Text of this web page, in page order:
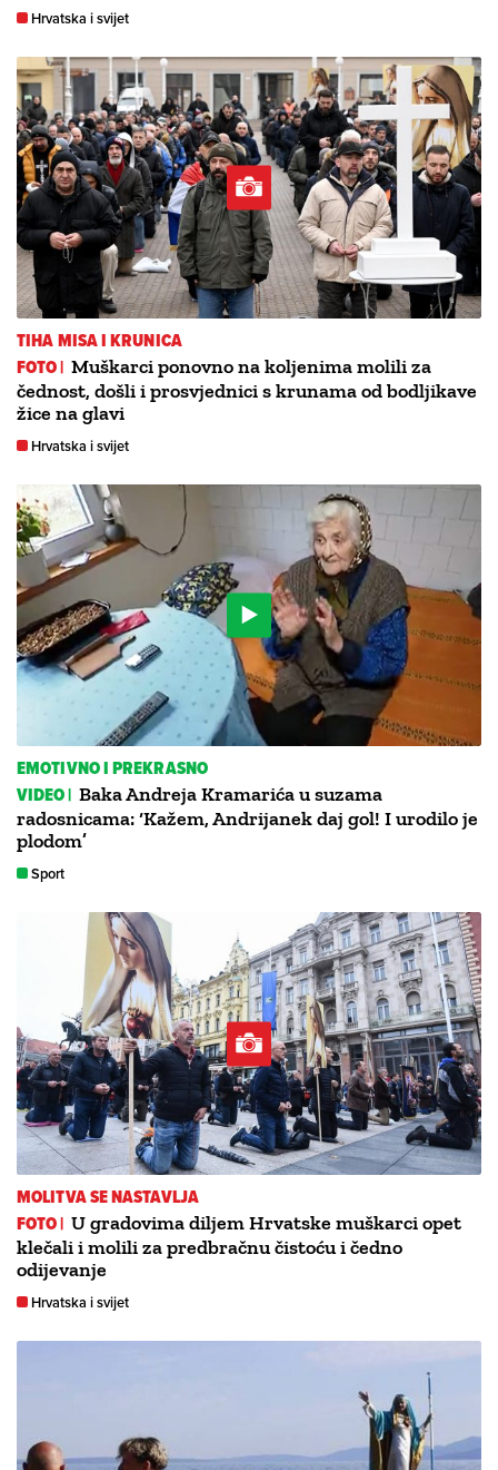
Hrvatska i svijet
TIHA MISA I KRUNICA
FOTO | Muškarci ponovno na koljenima molili za
čednost, došli i prosvjednici s krunama od bodljikave
žice na glavi
Hrvatska i svijet
EMOTIVNO I PREKRASNO
VIDEO | Baka Andreja Kramarića u suzama
radosnicama: ‘Kažem, Andrijanek daj gol! I urodilo je
plodom’
Sport
MOLITVA SE NASTAVLJA
FOTO | U gradovima diljem Hrvatske muškarci opet
klečali i molili za predbračnu čistoću i čedno
odijevanje
Hrvatska i svijet